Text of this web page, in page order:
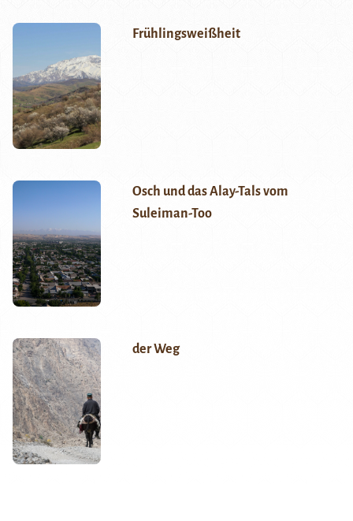
Frühlingsweißheit
Osch und das Alay-Tals vom
Suleiman-Too
der Weg